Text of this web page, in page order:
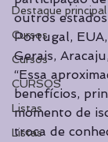
Destaque principal
Cursos
Cursos
CURSOS
Listas
Listas
outros
Portugal,
Gerais,
“Essa
benefícios,
momento de
troca de